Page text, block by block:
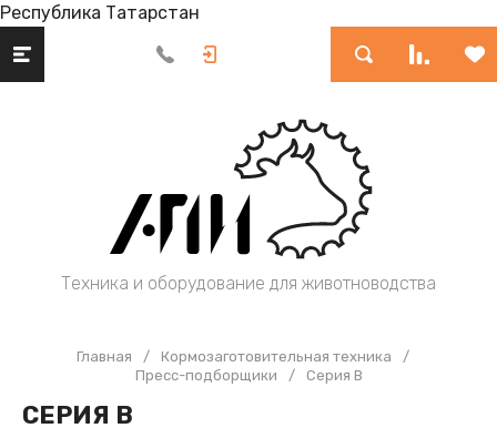
Республика Татарстан
Техника и оборудование для животноводства
Главная / Кормозаготовительная техника
/
Пресс-подборщики
/ Серия B
СЕРИЯ B